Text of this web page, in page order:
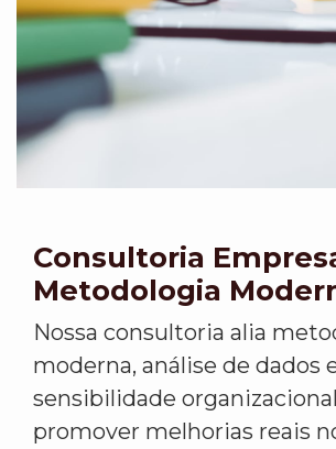
Consultoria
Metodologia
Nossa consultoria alia
moderna, análise de dados
sensibilidade
promover melhorias reais